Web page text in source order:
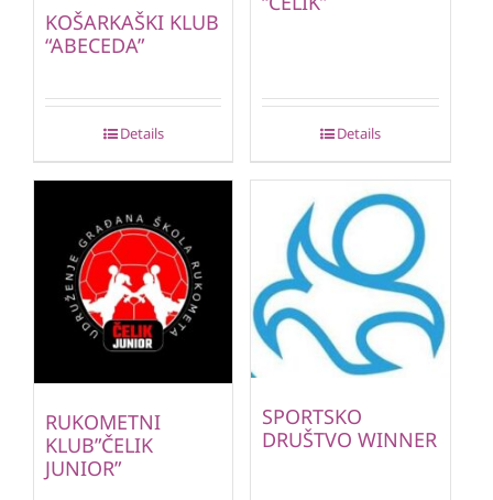
KOŠARKAŠKI KLUB
“ABECEDA”
Details Details
RUKOMETNI
KLUB”ČELIK
JUNIOR”
SPORTSKO
DRUŠTVO WINNER